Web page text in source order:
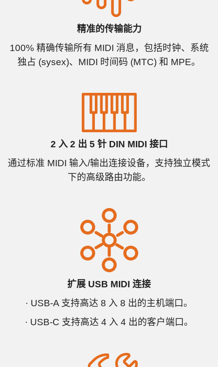
精准的传输能力
100% 精确传输所有 MIDI 消息，包括时钟、系统
独占 (sysex)、MIDI 时间码 (MTC) 和 MPE。
2 入 2 出 5 针 DIN MIDI 接口
通过标准 MIDI 输入/输出连接设备，支持独立模式
下的高级路由功能。
扩展 USB MIDI 连接
· USB-A 支持高达 8 入 8 出的主机端口。
· USB-C 支持高达 4 入 4 出的客户端口。